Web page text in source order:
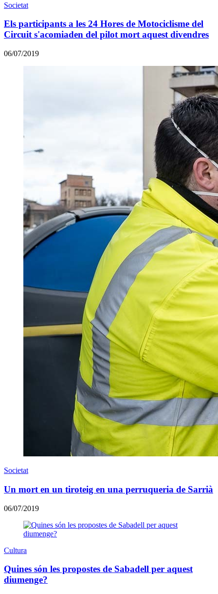
Societat
Els participants a les 24 Hores de Motociclisme del
Circuit s'acomiaden del pilot mort aquest divendres
06/07/2019
Societat
Un mort en un tiroteig en una perruqueria de Sarrià
06/07/2019
Cultura
Quines són les propostes de Sabadell per aquest
diumenge?